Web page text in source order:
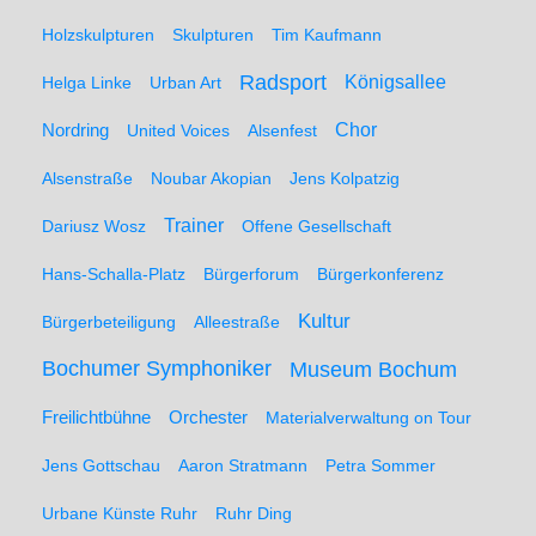
Holzskulpturen Skulpturen Tim Kaufmann
Helga Linke Urban Art Radsport Königsallee
Nordring United Voices Alsenfest Chor
Alsenstraße Noubar Akopian Jens Kolpatzig
Dariusz Wosz Trainer Offene Gesellschaft
Hans-Schalla-Platz Bürgerforum Bürgerkonferenz
Bürgerbeteiligung Alleestraße Kultur
Bochumer Symphoniker Museum Bochum
Freilichtbühne Orchester Materialverwaltung on Tour
Jens Gottschau Aaron Stratmann Petra Sommer
Urbane Künste Ruhr Ruhr Ding